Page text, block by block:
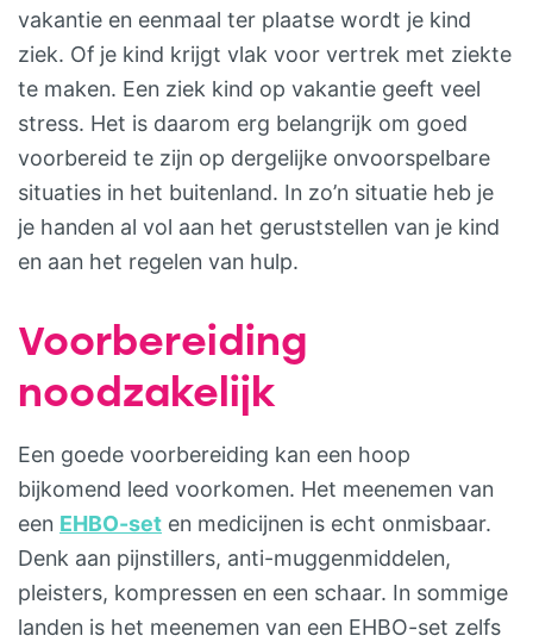
vakantie en eenmaal ter plaatse wordt je kind
ziek. Of je kind krijgt vlak voor vertrek met ziekte
te maken. Een ziek kind op vakantie geeft veel
stress. Het is daarom erg belangrijk om goed
voorbereid te zijn op dergelijke onvoorspelbare
situaties in het buitenland. In zo’n situatie heb je
je handen al vol aan het geruststellen van je kind
en aan het regelen van hulp.
Voorbereiding
noodzakelijk
Een goede voorbereiding kan een hoop
bijkomend leed voorkomen. Het meenemen van
een EHBO-set en medicijnen is echt onmisbaar.
Denk aan pijnstillers, anti-muggenmiddelen,
pleisters, kompressen en een schaar. In sommige
landen is het meenemen van een EHBO-set zelfs